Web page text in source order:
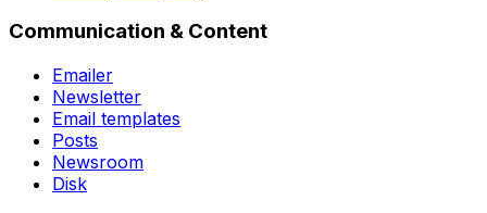
Communication & Content
Emailer
Newsletter
Email templates
Posts
Newsroom
Disk